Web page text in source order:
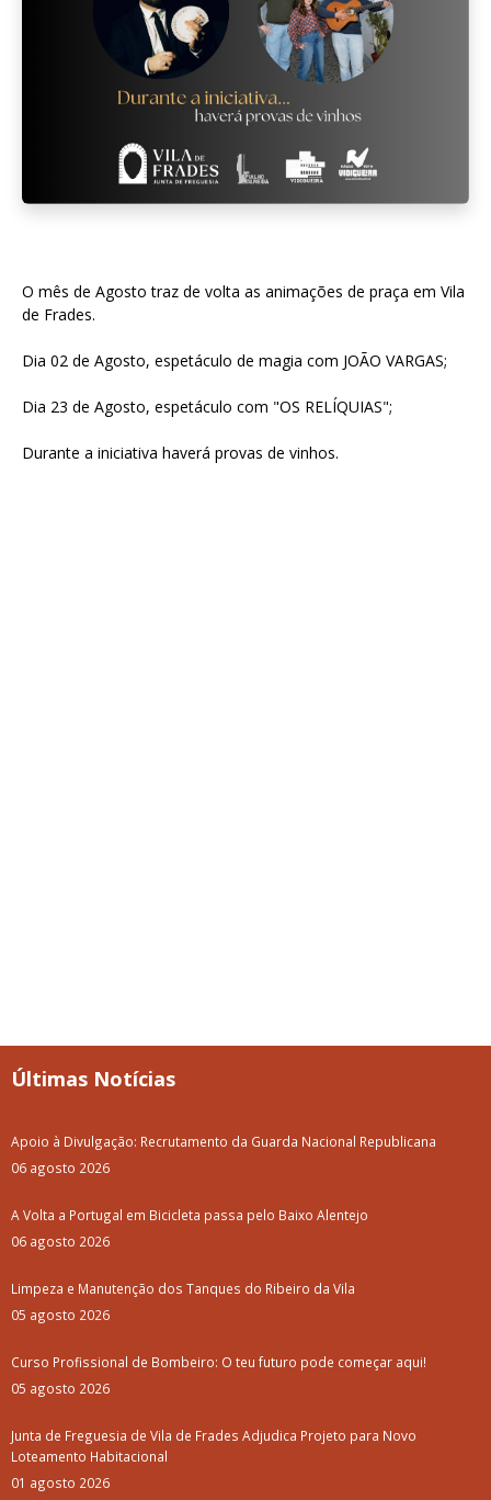
O mês de Agosto traz de volta as animações de praça em Vila
de Frades.
Dia 02 de Agosto, espetáculo de magia com JOÃO VARGAS;
Dia 23 de Agosto, espetáculo com "OS RELÍQUIAS";
Durante a iniciativa haverá provas de vinhos.
Últimas Notícias
Apoio à Divulgação: Recrutamento da Guarda Nacional Republicana
06 agosto 2026
A Volta a Portugal em Bicicleta passa pelo Baixo Alentejo
06 agosto 2026
Limpeza e Manutenção dos Tanques do Ribeiro da Vila
05 agosto 2026
Curso Profissional de Bombeiro: O teu futuro pode começar aqui!
05 agosto 2026
Junta de Freguesia de Vila de Frades Adjudica Projeto para Novo
Loteamento Habitacional
01 agosto 2026